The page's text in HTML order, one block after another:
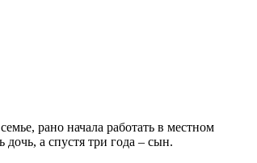
рано начала работать в местном
а спустя три года – сын.